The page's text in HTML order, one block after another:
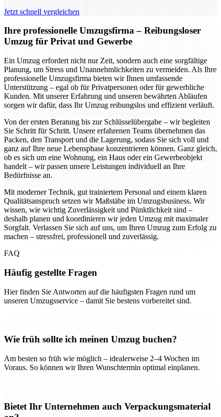
Jetzt schnell vergleichen
Ihre professionelle Umzugsfirma – Reibungsloser
Umzug für Privat und Gewerbe
Ein Umzug erfordert nicht nur Zeit, sondern auch eine sorgfältige
Planung, um Stress und Unannehmlichkeiten zu vermeiden. Als Ihre
professionelle Umzugsfirma bieten wir Ihnen umfassende
Unterstützung – egal ob für Privatpersonen oder für gewerbliche
Kunden. Mit unserer Erfahrung und unseren bewährten Abläufen
sorgen wir dafür, dass Ihr Umzug reibungslos und effizient verläuft.
Von der ersten Beratung bis zur Schlüsselübergabe – wir begleiten
Sie Schritt für Schritt. Unsere erfahrenen Teams übernehmen das
Packen, den Transport und die Lagerung, sodass Sie sich voll und
ganz auf Ihre neue Lebensphase konzentrieren können. Ganz gleich,
ob es sich um eine Wohnung, ein Haus oder ein Gewerbeobjekt
handelt – wir passen unsere Leistungen individuell an Ihre
Bedürfnisse an.
Mit moderner Technik, gut trainiertem Personal und einem klaren
Qualitätsanspruch setzen wir Maßstäbe im Umzugsbusiness. Wir
wissen, wie wichtig Zuverlässigkeit und Pünktlichkeit sind –
deshalb planen und koordinieren wir jeden Umzug mit maximaler
Sorgfalt. Verlassen Sie sich auf uns, um Ihren Umzug zum Erfolg zu
machen – stressfrei, professionell und zuverlässig.
FAQ
Häufig gestellte Fragen
Hier finden Sie Antworten auf die häufigsten Fragen rund um
unseren Umzugsservice – damit Sie bestens vorbereitet sind.
Wie früh sollte ich meinen Umzug buchen?
Am besten so früh wie möglich – idealerweise 2–4 Wochen im
Voraus. So können wir Ihren Wunschtermin optimal einplanen.
Bietet Ihr Unternehmen auch Verpackungsmaterial